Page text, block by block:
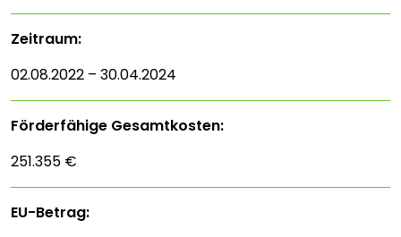
Zeitraum:
02.08.2022 – 30.04.2024
Förderfähige Gesamtkosten:
251.355 €
EU-Betrag: